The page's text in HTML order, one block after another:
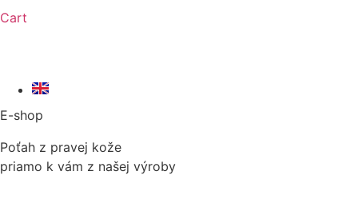
Cart
E-shop
Poťah z pravej kože
priamo k vám z našej výroby